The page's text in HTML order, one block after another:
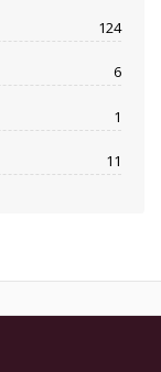
124
6
1
11